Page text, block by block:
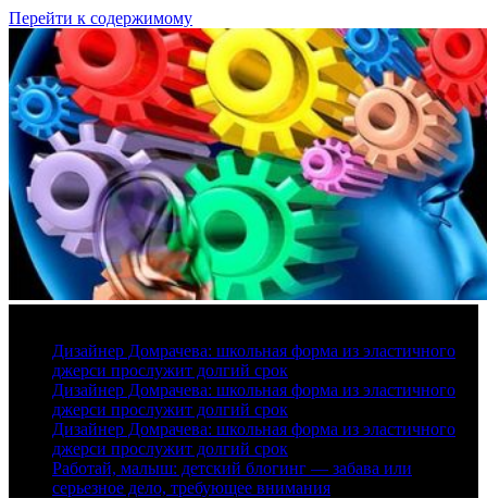
Перейти к содержимому
Дизайнер Домрачева: школьная форма из эластичного
джерси прослужит долгий срок
Дизайнер Домрачева: школьная форма из эластичного
джерси прослужит долгий срок
Дизайнер Домрачева: школьная форма из эластичного
джерси прослужит долгий срок
Работай, малыш: детский блогинг — забава или
серьезное дело, требующее внимания